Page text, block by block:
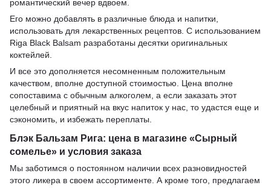
романтический вечер вдвоем.
Его можно добавлять в различные блюда и напитки,
использовать для лекарственных рецептов. С использованием
Riga Black Balsam разработаны десятки оригинальных
коктейлей.
И все это дополняется несомненным положительным
качеством, вполне доступной стоимостью. Цена вполне
сопоставима с обычным алкоголем, а если заказать этот
целебный и приятный на вкус напиток у нас, то удастся еще и
сэкономить, и избежать переплаты.
Блэк Бальзам Рига: цена в магазине «Сырный
сомелье» и условия заказа
Мы заботимся о постоянном наличии всех разновидностей
этого ликера в своем ассортименте. А кроме того, предлагаем